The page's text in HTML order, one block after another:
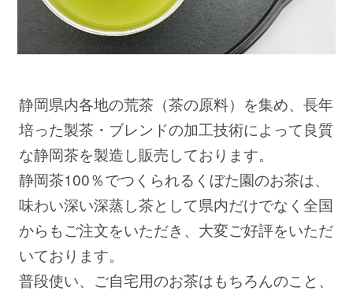
静岡県内各地の荒茶（茶の原料）を集め、長年
培った製茶・ブレンドの加工技術によって良質
な静岡茶を製造し販売しております。
静岡茶100％でつくられるくぼた園のお茶は、
味わい深い深蒸し茶として県内だけでなく全国
からもご注文をいただき、大変ご好評をいただ
いております。
普段使い、ご自宅用のお茶はもちろんのこと、